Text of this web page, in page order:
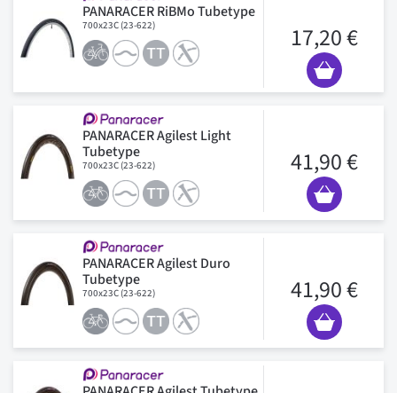
PANARACER RiBMo Tubetype
700x23C (23-622) 17,20 €
PANARACER Agilest Light
Tubetype
700x23C (23-622) 41,90 €
PANARACER Agilest Duro
Tubetype
700x23C (23-622) 41,90 €